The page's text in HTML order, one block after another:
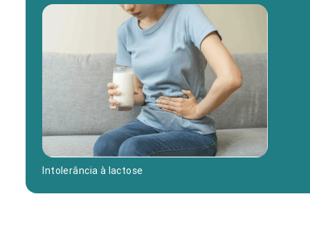
Intolerância à lactose